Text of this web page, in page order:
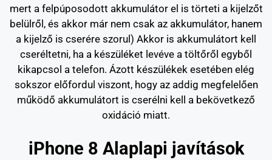
mert a felpúposodott akkumulátor el is törteti a kijelzőt
belülről, és akkor már nem csak az akkumulátor, hanem
a kijelző is cserére szorul) Akkor is akkumulátort kell
cseréltetni, ha a készüléket levéve a töltőről egyből
kikapcsol a telefon. Ázott készülékek esetében elég
sokszor előfordul viszont, hogy az addig megfelelően
működő akkumulátort is cserélni kell a bekövetkező
oxidáció miatt.
iPhone 8 Alaplapi javítások